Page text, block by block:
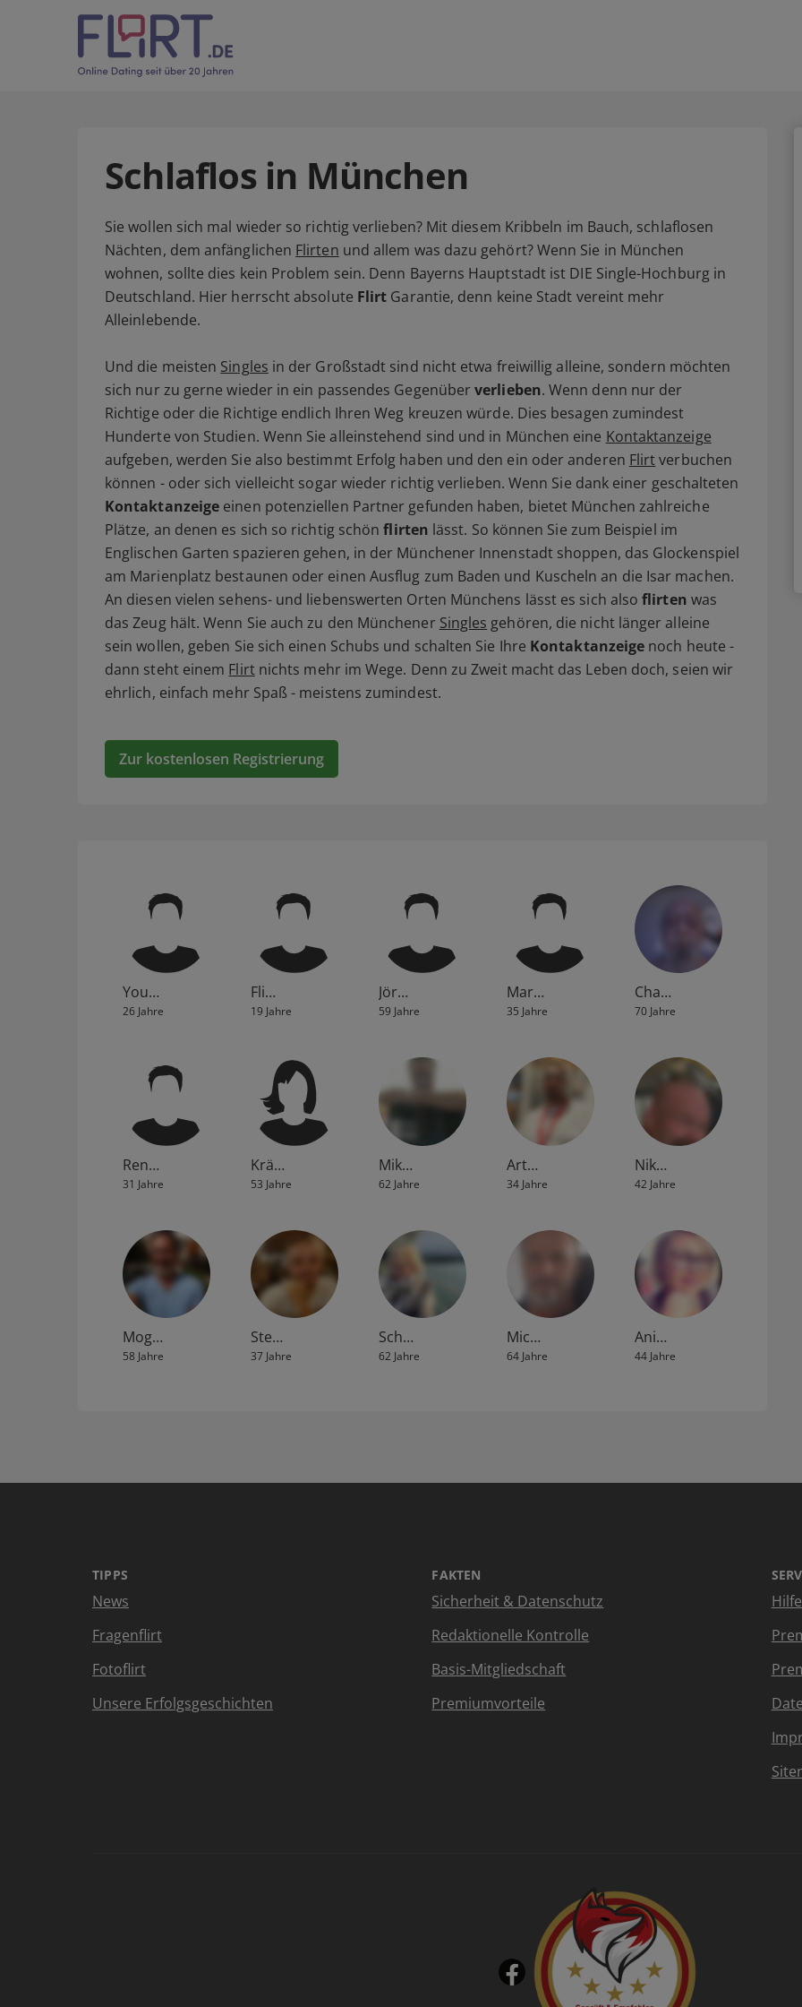
Schlaflos in München
Sie wollen sich mal wieder so richtig verlieben? Mit diesem Kribbeln im Bauch, schlaflosen
Nächten, dem anfänglichen Flirten und allem was dazu gehört? Wenn Sie in München
wohnen, sollte dies kein Problem sein. Denn Bayerns Hauptstadt ist DIE Single-Hochburg in
Deutschland. Hier herrscht absolute Flirt Garantie, denn keine Stadt vereint mehr
Alleinlebende.
Und die meisten Singles in der Großstadt sind nicht etwa freiwillig alleine, sondern möchten
sich nur zu gerne wieder in ein passendes Gegenüberverlieben. Wenn denn nur der
Richtige oder die Richtige endlich Ihren Weg kreuzen würde. Dies besagen zumindest
Hunderte von Studien. Wenn Sie alleinstehend sind und in München eine Kontaktanzeige
aufgeben, werden Sie also bestimmt Erfolg haben und den ein oder anderen Flirtverbuchen
können - oder sich vielleicht sogar wieder richtig verlieben. Wenn Sie dank einer geschalteten
Kontaktanzeige einen potenziellen Partner gefunden haben, bietet München zahlreiche
Plätze, an denen es sich so richtig schönflirten lässt. So können Sie zum Beispiel im
Englischen Garten spazieren gehen, in der Münchener Innenstadt shoppen, das Glockenspiel
am Marienplatz bestaunen oder einen Ausflug zum Baden und Kuscheln an die Isar machen.
An diesen vielen sehens- und liebenswerten Orten Münchens lässt es sich alsoflirten was
das Zeug hält. Wenn Sie auch zu den Münchener Singles gehören, die nicht länger alleine
sein wollen, geben Sie sich einen Schubs und schalten Sie Ihre Kontaktanzeige noch heute -
dann steht einem Flirtnichts mehr im Wege. Denn zu Zweit macht das Leben doch, seien wir
ehrlich, einfach mehr Spaß - meistens zumindest.
Zur kostenlosen Registrierung
You…
26 Jahre
Fli…
19 Jahre
Jör…
59 Jahre
Mar…
35 Jahre
Cha…
70 Jahre
Ren…
31 Jahre
Krä…
53 Jahre
Mik…
62 Jahre
Art…
34 Jahre
Nik…
42 Jahre
Mog…
58 Jahre
Ste…
37 Jahre
Sch…
62 Jahre
Mic…
64 Jahre
Ani…
44 Jahre
TIPPS
News
Fragenflirt
Fotoflirt
Unsere Erfolgsgeschichten
FAKTEN
Sicherheit & Datenschutz
Redaktionelle Kontrolle
Basis-Mitgliedschaft
Premiumvorteile